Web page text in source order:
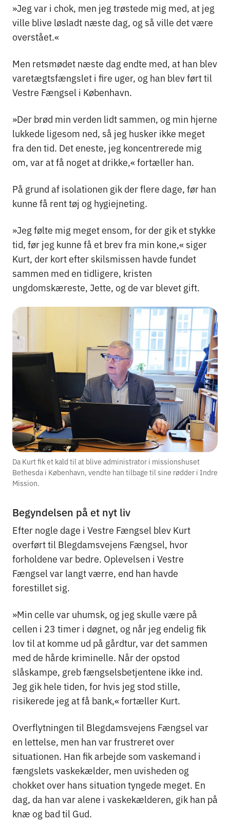
»Jeg var i chok, men jeg trøstede mig med, at jeg
ville blive løsladt næste dag, og så ville det være
overstået.«
Men retsmødet næste dag endte med, at han blev
varetægtsfængslet i fire uger, og han blev ført til
Vestre Fængsel i København.
»Der brød min verden lidt sammen, og min hjerne
lukkede ligesom ned, så jeg husker ikke meget
fra den tid. Det eneste, jeg koncentrerede mig
om, var at få noget at drikke,« fortæller han.
På grund af isolationen gik der flere dage, før han
kunne få rent tøj og hygiejneting.
»Jeg følte mig meget ensom, for der gik et stykke
tid, før jeg kunne få et brev fra min kone,« siger
Kurt, der kort efter skilsmissen havde fundet
sammen med en tidligere, kristen
ungdomskæreste, Jette, og de var blevet gift.
Da Kurt fik et kald til at blive administrator i missionshuset
Bethesda i København, vendte han tilbage til sine rødder i Indre
Mission.
Begyndelsen på et nyt liv
Efter nogle dage i Vestre Fængsel blev Kurt
overført til Blegdamsvejens Fængsel, hvor
forholdene var bedre. Oplevelsen i Vestre
Fængsel var langt værre, end han havde
forestillet sig.
»Min celle var uhumsk, og jeg skulle være på
cellen i 23 timer i døgnet, og når jeg endelig fik
lov til at komme ud på gårdtur, var det sammen
med de hårde kriminelle. Når der opstod
slåskampe, greb fængselsbetjentene ikke ind.
Jeg gik hele tiden, for hvis jeg stod stille,
risikerede jeg at få bank,« fortæller Kurt.
Overflytningen til Blegdamsvejens Fængsel var
en lettelse, men han var frustreret over
situationen. Han fik arbejde som vaskemand i
fængslets vaskekælder, men uvisheden og
chokket over hans situation tyngede meget. En
dag, da han var alene i vaskekælderen, gik han på
knæ og bad til Gud.